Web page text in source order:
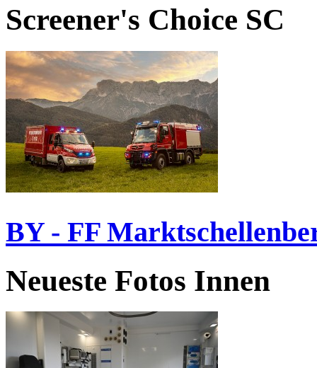
Screener's Choice SC
BY - FF
Neueste Fotos Innen